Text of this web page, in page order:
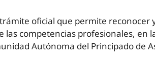
oficial que permite reconocer
competencias profesionales, en
Autónoma del Principado de